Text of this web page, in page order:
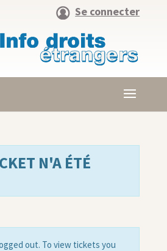
Se connecter
N'A ÉTÉ
out. To view tickets you